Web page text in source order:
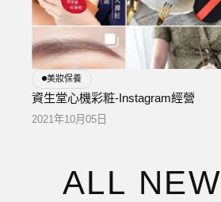
美妝保養
資生堂心機彩粧-Instagram經營
2021年10月05日
ALL NEW